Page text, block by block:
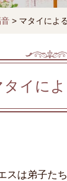
> マタイによ
タイに
スは弟子た